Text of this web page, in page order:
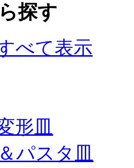
探す
べて表示
形皿
パスタ皿